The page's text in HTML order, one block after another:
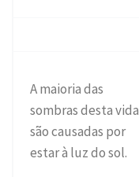
A maioria das
sombras desta vida
são causadas por
estar à luz do sol.